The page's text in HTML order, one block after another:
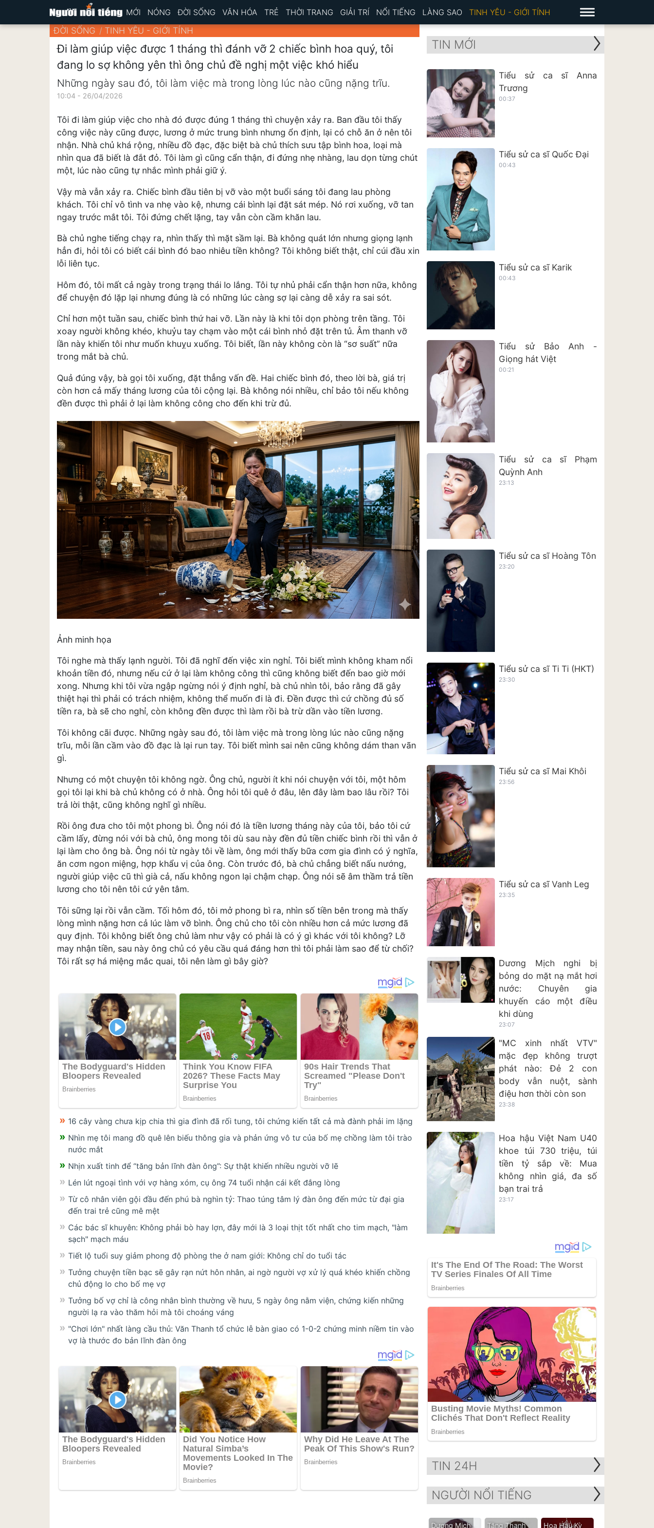
MỚI NÓNG ĐỜI SỐNG VĂN HÓA TRẺ THỜI TRANG GIẢI TRÍ NỔI TIẾNG LÀNG SAO TINH YÊU - GIỚI TÍNH
ĐỜI SỐNG TINH YÊU - GIỚI TÍNH
Đi làm giúp việc được 1 tháng thì đánh vỡ 2 chiếc bình hoa quý, tôi
đang lo sợ không yên thì ông chủ đề nghị một việc khó hiểu
Những ngày sau đó, tôi làm việc mà trong lòng lúc nào cũng nặng trĩu.
10:04 - 26/04/2026
Tôi đi làm giúp việc cho nhà đó được đúng 1 tháng thì chuyện xảy ra. Ban đầu tôi thấy
công việc này cũng được, lương ở mức trung bình nhưng ổn định, lại có chỗ ăn ở nên tôi
nhận. Nhà chủ khá rộng, nhiều đồ đạc, đặc biệt bà chủ thích sưu tập bình hoa, loại mà
nhìn qua đã biết là đắt đỏ. Tôi làm gì cũng cẩn thận, đi đứng nhẹ nhàng, lau dọn từng chút
một, lúc nào cũng tự nhắc mình phải giữ ý.
Vậy mà vẫn xảy ra. Chiếc bình đầu tiên bị vỡ vào một buổi sáng tôi đang lau phòng
khách. Tôi chỉ vô tình va nhẹ vào kệ, nhưng cái bình lại đặt sát mép. Nó rơi xuống, vỡ tan
ngay trước mắt tôi. Tôi đứng chết lặng, tay vẫn còn cầm khăn lau.
Bà chủ nghe tiếng chạy ra, nhìn thấy thì mặt sầm lại. Bà không quát lớn nhưng giọng lạnh
hẳn đi, hỏi tôi có biết cái bình đó bao nhiêu tiền không? Tôi không biết thật, chỉ cúi đầu xin
lỗi liên tục.
Hôm đó, tôi mất cả ngày trong trạng thái lo lắng. Tôi tự nhủ phải cẩn thận hơn nữa, không
để chuyện đó lặp lại nhưng đúng là có những lúc càng sợ lại càng dễ xảy ra sai sót.
Chỉ hơn một tuần sau, chiếc bình thứ hai vỡ. Lần này là khi tôi dọn phòng trên tầng. Tôi
xoay người không khéo, khuỷu tay chạm vào một cái bình nhỏ đặt trên tủ. Âm thanh vỡ
lần này khiến tôi như muốn khuỵu xuống. Tôi biết, lần này không còn là “sơ suất” nữa
trong mắt bà chủ.
Quả đúng vậy, bà gọi tôi xuống, đặt thẳng vấn đề. Hai chiếc bình đó, theo lời bà, giá trị
còn hơn cả mấy tháng lương của tôi cộng lại. Bà không nói nhiều, chỉ bảo tôi nếu không
đền được thì phải ở lại làm không công cho đến khi trừ đủ.
Ảnh minh họa
Tôi nghe mà thấy lạnh người. Tôi đã nghĩ đến việc xin nghỉ. Tôi biết mình không kham nổi
khoản tiền đó, nhưng nếu cứ ở lại làm không công thì cũng không biết đến bao giờ mới
xong. Nhưng khi tôi vừa ngập ngừng nói ý định nghỉ, bà chủ nhìn tôi, bảo rằng đã gây
thiệt hại thì phải có trách nhiệm, không thể muốn đi là đi. Đền được thì cứ chồng đủ số
tiền ra, bà sẽ cho nghỉ, còn không đền được thì làm rồi bà trừ dần vào tiền lương.
Tôi không cãi được. Những ngày sau đó, tôi làm việc mà trong lòng lúc nào cũng nặng
trĩu, mỗi lần cầm vào đồ đạc là lại run tay. Tôi biết mình sai nên cũng không dám than vãn
gì.
Nhưng có một chuyện tôi không ngờ. Ông chủ, người ít khi nói chuyện với tôi, một hôm
gọi tôi lại khi bà chủ không có ở nhà. Ông hỏi tôi quê ở đâu, lên đây làm bao lâu rồi? Tôi
trả lời thật, cũng không nghĩ gì nhiều.
Rồi ông đưa cho tôi một phong bì. Ông nói đó là tiền lương tháng này của tôi, bảo tôi cứ
cầm lấy, đừng nói với bà chủ, ông mong tôi dù sau này đền đủ tiền chiếc bình rồi thì vẫn ở
lại làm cho ông bà. Ông nói từ ngày tôi về làm, ông mới thấy bữa cơm gia đình có ý nghĩa,
ăn cơm ngon miệng, hợp khẩu vị của ông. Còn trước đó, bà chủ chẳng biết nấu nướng,
người giúp việc cũ thì già cả, nấu không ngon lại chậm chạp. Ông nói sẽ âm thầm trả tiền
lương cho tôi nên tôi cứ yên tâm.
Tôi sững lại rồi vẫn cầm. Tối hôm đó, tôi mở phong bì ra, nhìn số tiền bên trong mà thấy
lòng mình nặng hơn cả lúc làm vỡ bình. Ông chủ cho tôi còn nhiều hơn cả mức lương đã
quy định. Tôi không biết ông chủ làm như vậy có phải là có ý gì khác với tôi không? Lỡ
may nhận tiền, sau này ông chủ có yêu cầu quá đáng hơn thì tôi phải làm sao để từ chối?
Tôi rất sợ há miệng mắc quai, tôi nên làm gì bây giờ?
16 cây vàng chưa kịp chia thì gia đình đã rối tung, tôi chứng kiến tất cả mà đành phải im lặng
Nhìn mẹ tôi mang đồ quê lên biếu thông gia và phản ứng vô tư của bố mẹ chồng làm tôi trào
nước mắt
Nhịn xuất tinh để “tăng bản lĩnh đàn ông”: Sự thật khiến nhiều người vỡ lẽ
Lén lút ngoại tình với vợ hàng xóm, cụ ông 74 tuổi nhận cái kết đắng lòng
Từ cô nhân viên gội đầu đến phú bà nghìn tỷ: Thao túng tâm lý đàn ông đến mức từ đại gia
đến trai trẻ cũng mê mệt
Các bác sĩ khuyên: Không phải bò hay lợn, đây mới là 3 loại thịt tốt nhất cho tim mạch, "làm
sạch" mạch máu
Tiết lộ tuổi suy giảm phong độ phòng the ở nam giới: Không chỉ do tuổi tác
Tưởng chuyện tiền bạc sẽ gây rạn nứt hôn nhân, ai ngờ người vợ xử lý quá khéo khiến chồng
chủ động lo cho bố mẹ vợ
Tưởng bố vợ chỉ là công nhân bình thường về hưu, 5 ngày ông nằm viện, chứng kiến những
người lạ ra vào thăm hỏi mà tôi choáng váng
"Chơi lớn" nhất làng cầu thủ: Văn Thanh tổ chức lễ bàn giao có 1-0-2 chứng minh niềm tin vào
vợ là thước đo bản lĩnh đàn ông
TIN MỚI
Tiểu sử ca sĩ Anna
Trương
00:37
Tiểu sử ca sĩ Quốc Đại
00:43
Tiểu sử ca sĩ Karik
00:43
Tiểu sử Bảo Anh -
Giọng hát Việt
00:21
Tiểu sử ca sĩ Phạm
Quỳnh Anh
23:13
Tiểu sử ca sĩ Hoàng Tôn
23:20
Tiểu sử ca sĩ Ti Ti (HKT)
23:30
Tiểu sử ca sĩ Mai Khôi
23:56
Tiểu sử ca sĩ Vanh Leg
23:35
Dương Mịch nghi bị
bỏng do mặt nạ mắt hơi
nước: Chuyên gia
khuyến cáo một điều
khi dùng
23:07
"MC xinh nhất VTV"
mặc đẹp không trượt
phát nào: Đẻ 2 con
body vẫn nuột, sành
điệu hơn thời còn son
23:38
Hoa hậu Việt Nam U40
khoe túi 730 triệu, túi
tiền tỷ sắp về: Mua
không nhìn giá, đa số
bạn trai trả
23:17
TIN 24H
NGƯỜI NỔI TIẾNG
Dương Mịch Tăng Thanh Hoa Hậu Kỳ